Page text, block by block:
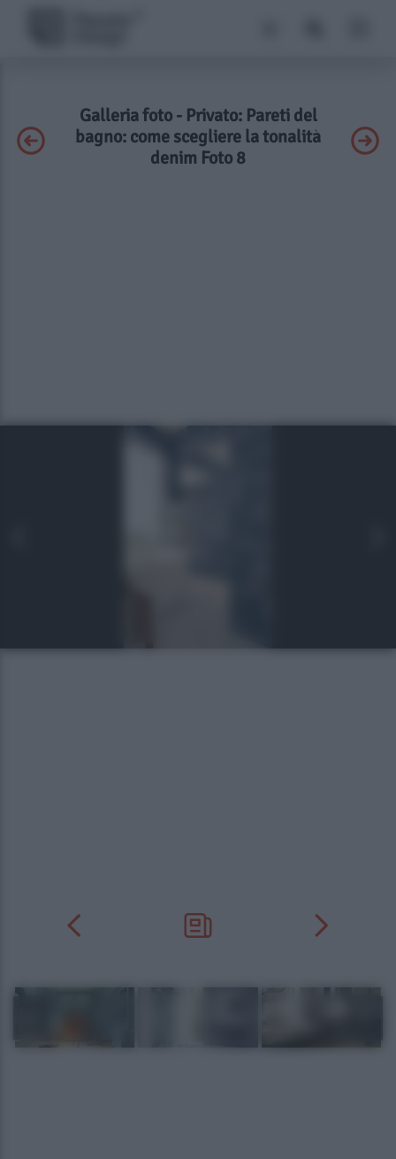
Galleria foto - Privato: Pareti del
bagno: come scegliere la tonalità
denim Foto 8